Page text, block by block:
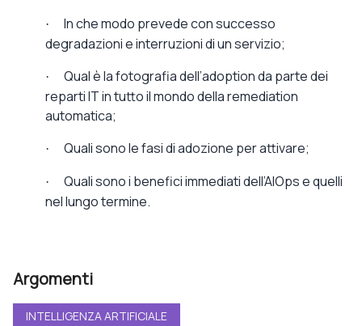
·
In che modo prevede con successo
degradazioni e interruzioni di un servizio;
·
Qual è la fotografia dell’adoption da parte dei
reparti IT in tutto il mondo della remediation
automatica;
· Quali sono le fasi di adozione per attivare;
·
Quali sono i benefici immediati dell’AIOps e quelli
nel lungo termine.
Argomenti
INTELLIGENZA ARTIFICIALE